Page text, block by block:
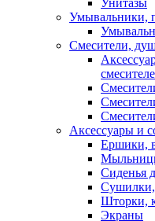
Умывальники,
Смесители,
Аксессуары и
Ершики,
Сиденья
Сушилки,
Шторки,
Экраны